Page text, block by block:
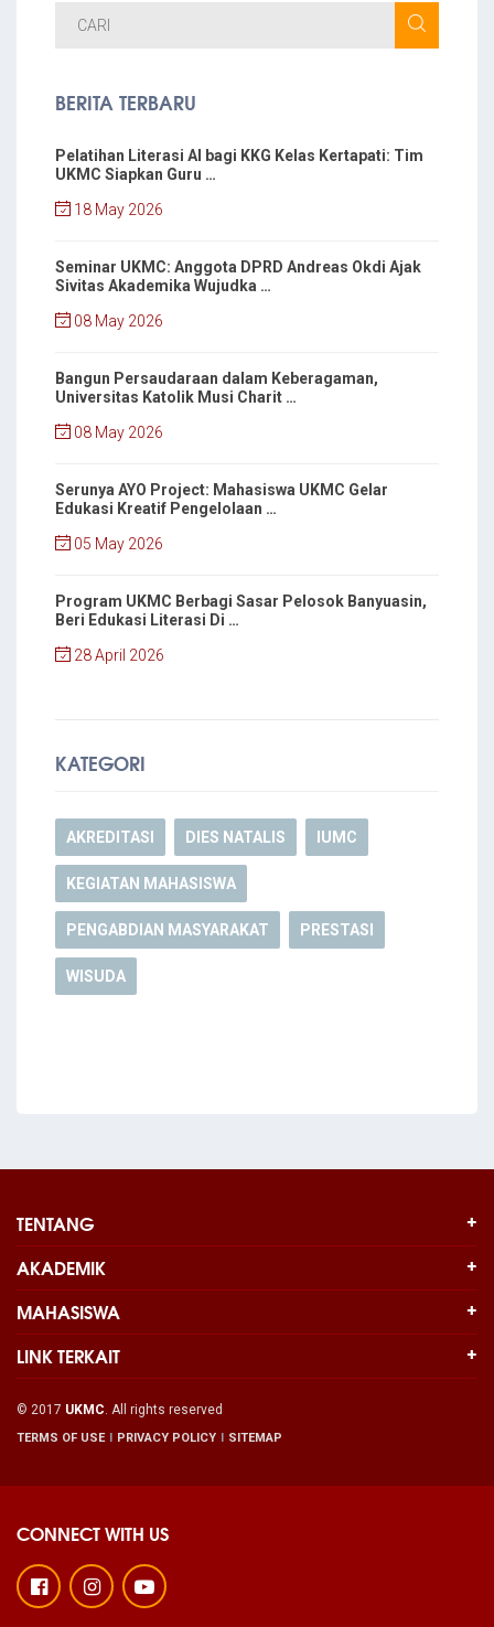
BERITA TERBARU
Pelatihan Literasi AI bagi KKG Kelas Kertapati: Tim
UKMC Siapkan Guru …
18 May 2026
Seminar UKMC: Anggota DPRD Andreas Okdi Ajak
Sivitas Akademika Wujudka …
08 May 2026
Bangun Persaudaraan dalam Keberagaman,
Universitas Katolik Musi Charit …
08 May 2026
Serunya AYO Project: Mahasiswa UKMC Gelar
Edukasi Kreatif Pengelolaan …
05 May 2026
Program UKMC Berbagi Sasar Pelosok Banyuasin,
Beri Edukasi Literasi Di …
28 April 2026
KATEGORI
AKREDITASI DIES NATALIS IUMC
KEGIATAN MAHASISWA
PENGABDIAN MASYARAKAT PRESTASI
WISUDA
TENTANG
AKADEMIK
MAHASISWA
LINK TERKAIT
© 2017 UKMC. All rights reserved
TERMS OF USE PRIVACY POLICY SITEMAP
CONNECT WITH US